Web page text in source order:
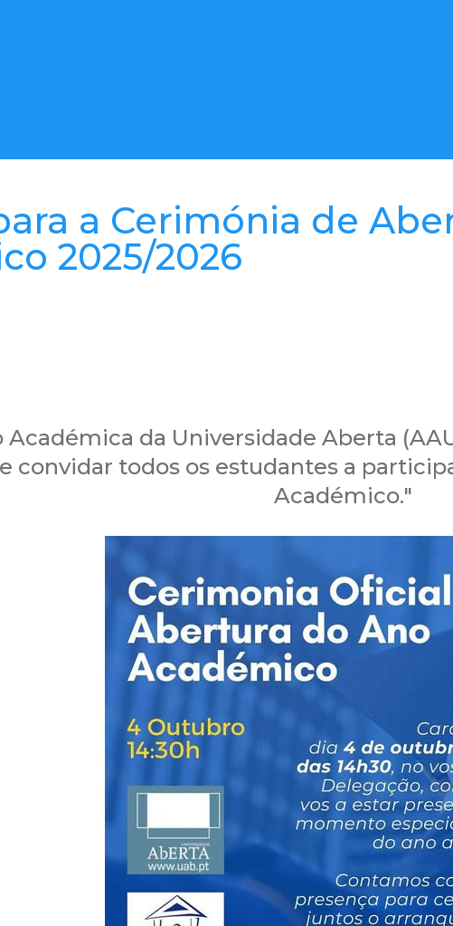
a Cerimónia de
2025/2026
Académica da Universidade Aberta
convidar todos os estudantes a
Académico."